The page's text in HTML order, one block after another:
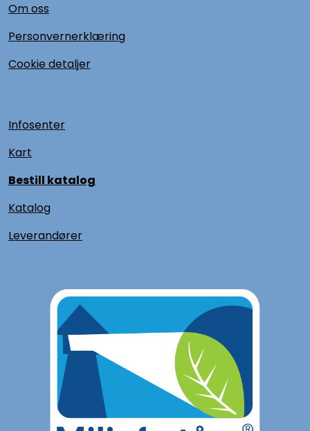
Om oss
Personvernerklæring
Cookie detaljer
Infosenter
Kart
Bestill katalog
Katalog
Leverandører